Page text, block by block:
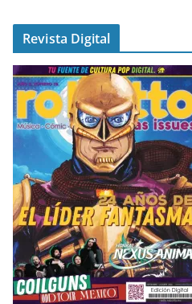
Revista Digital